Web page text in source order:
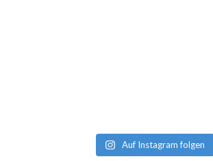
Auf Instagram folgen